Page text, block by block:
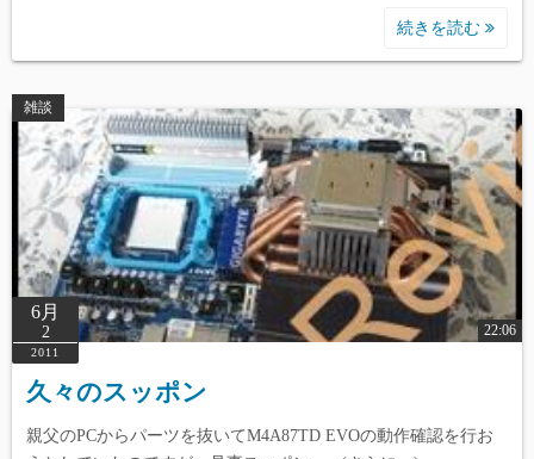
続きを読む
雑談
6月
2
2011
22:06
久々のスッポン
親父のPCからパーツを抜いてM4A87TD EVOの動作確認を行お